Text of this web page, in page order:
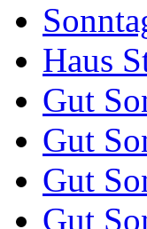
Haus
Gut
Gut
Gut
Gut